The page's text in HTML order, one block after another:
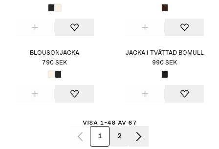
BLOUSONJACKA
790 SEK
JACKA I TVÄTTAD BOMULL
990 SEK
Visa 1-48 av 67
1 2